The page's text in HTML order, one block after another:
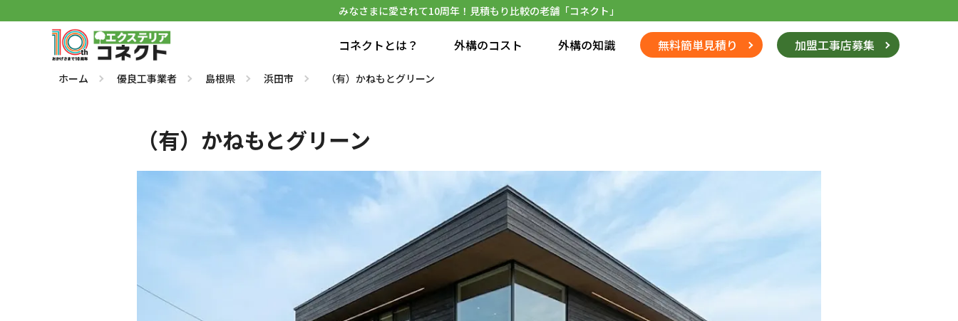
みなさまに愛されて10周年！見積もり比較の老舗「コネクト」
コネクトとは？ 外構のコスト 外構の知識 無料簡単見積り 加盟工事店募集
ホーム 優良工事業者 島根県 浜田市 （有）かねもとグリーン
（有）かねもとグリーン